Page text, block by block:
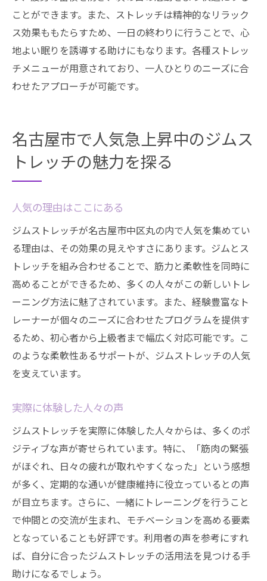
ことができます。また、ストレッチは精神的なリラック
ス効果ももたらすため、一日の終わりに行うことで、心
地よい眠りを誘導する助けにもなります。各種ストレッ
チメニューが用意されており、一人ひとりのニーズに合
わせたアプローチが可能です。
名古屋市で人気急上昇中のジムス
トレッチの魅力を探る
人気の理由はここにある
ジムストレッチが名古屋市中区丸の内で人気を集めてい
る理由は、その効果の見えやすさにあります。ジムとス
トレッチを組み合わせることで、筋力と柔軟性を同時に
高めることができるため、多くの人々がこの新しいトレ
ーニング方法に魅了されています。また、経験豊富なト
レーナーが個々のニーズに合わせたプログラムを提供す
るため、初心者から上級者まで幅広く対応可能です。こ
のような柔軟性あるサポートが、ジムストレッチの人気
を支えています。
実際に体験した人々の声
ジムストレッチを実際に体験した人々からは、多くのポ
ジティブな声が寄せられています。特に、「筋肉の緊張
がほぐれ、日々の疲れが取れやすくなった」という感想
が多く、定期的な通いが健康維持に役立っているとの声
が目立ちます。さらに、一緒にトレーニングを行うこと
で仲間との交流が生まれ、モチベーションを高める要素
となっていることも好評です。利用者の声を参考にすれ
ば、自分に合ったジムストレッチの活用法を見つける手
助けになるでしょう。